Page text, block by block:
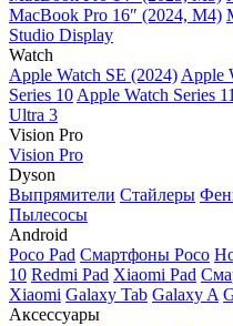
MacBook Pro 16″ (2024, M4)
Studio Display
Watch
Apple Watch SE (2024) Apple
Series 10 Apple Watch Series 11
Ultra 3
Vision Pro
Vision Pro
Dyson
Выпрямители Стайлеры
Пылесосы
Android
Poco Pad Смартфоны Poco
10 Redmi Pad Xiaomi Pad
Xiaomi Galaxy Tab Galaxy A
Аксессуары